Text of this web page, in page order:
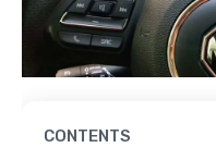
CONTENTS